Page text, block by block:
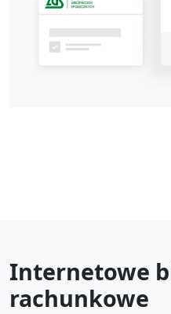
Internetowe
rachunkowe